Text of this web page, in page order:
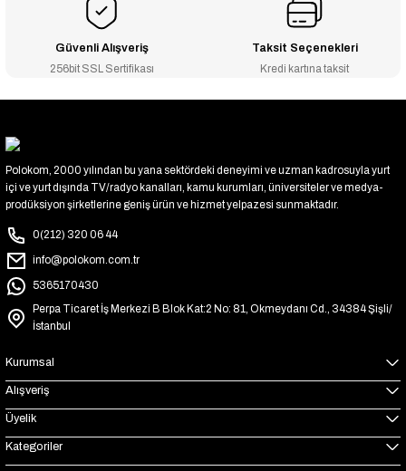
Güvenli Alışveriş
256bit SSL Sertifikası
Taksit Seçenekleri
Kredi kartına taksit
Polokom, 2000 yılından bu yana sektördeki deneyimi ve uzman kadrosuyla yurt
içi ve yurt dışında TV/radyo kanalları, kamu kurumları, üniversiteler ve medya-
prodüksiyon şirketlerine geniş ürün ve hizmet yelpazesi sunmaktadır.
0(212) 320 06 44
info@polokom.com.tr
5365170430
Perpa Ticaret İş Merkezi B Blok Kat:2 No: 81, Okmeydanı Cd., 34384 Şişli/
İstanbul
Kurumsal
Alışveriş
Üyelik
Kategoriler